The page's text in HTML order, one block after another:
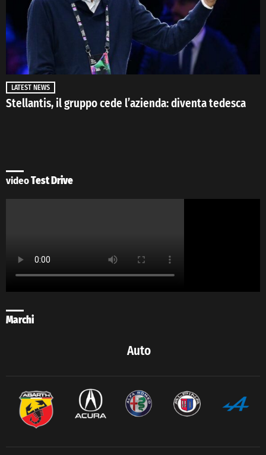
LATEST NEWS
Stellantis, il gruppo cede l’azienda: diventa tedesca
videoTest Drive
Marchi
Auto